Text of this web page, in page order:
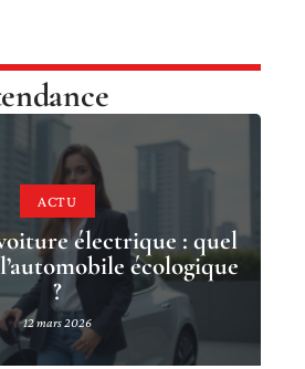
ACTU
électrique : quel
écologique
?
12 mars 2026